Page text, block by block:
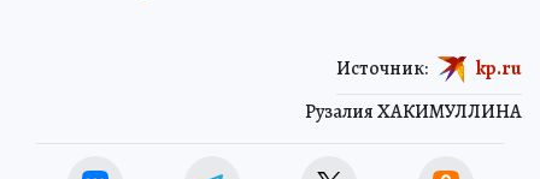
Рузалия ХАКИМУЛЛИНА
Источник: kp.ru